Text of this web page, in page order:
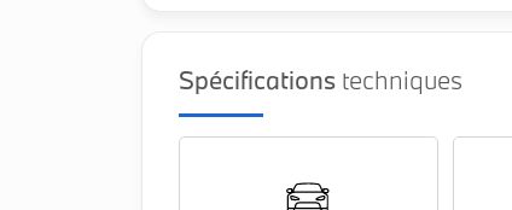
Spécifications techniques